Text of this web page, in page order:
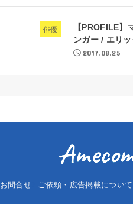
俳優
【PROFILE
ンガー / エリッ
2017.08.25
お問合せ ご依頼・広告掲載について